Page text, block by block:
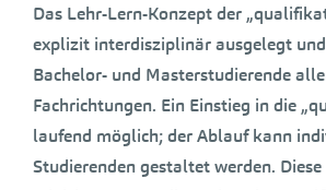
Das Lehr-Lern-Konzept der
explizit interdisziplinär ausgelegt
Bachelor- und Masterstudierende
Fachrichtungen. Ein Einstieg in die
laufend möglich; der Ablauf kann
Studierenden gestaltet werden.